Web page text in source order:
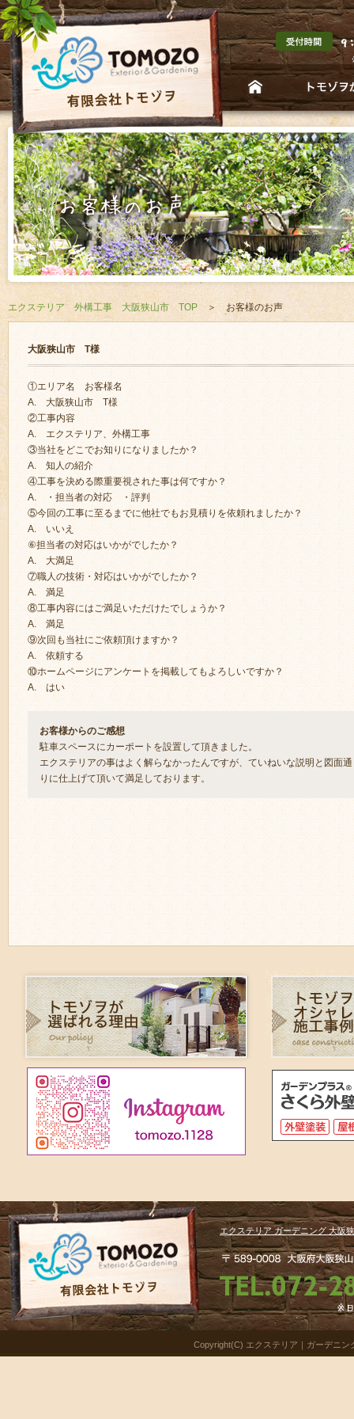
エクステリア 外構工事 大阪狭山市 TOP ＞ お客様のお声
大阪狭山市 T様
①エリア名 お客様名
A. 大阪狭山市 T様
②工事内容
A. エクステリア、外構工事
③当社をどこでお知りになりましたか？
A. 知人の紹介
④工事を決める際重要視された事は何ですか？
A. ・担当者の対応 ・評判
⑤今回の工事に至るまでに他社でもお見積りを依頼れましたか？
A. いいえ
⑥担当者の対応はいかがでしたか？
A. 大満足
⑦職人の技術・対応はいかがでしたか？
A. 満足
⑧工事内容にはご満足いただけたでしょうか？
A. 満足
⑨次回も当社にご依頼頂けますか？
A. 依頼する
⑩ホームページにアンケートを掲載してもよろしいですか？
A. はい
お客様からのご感想
駐車スペースにカーポートを設置して頂きました。
エクステリアの事はよく解らなかったんですが、ていねいな説明と図面通
りに仕上げて頂いて満足しております。
エクステリア ガーデニング 大阪
Copyright(C) エクステリア｜ガーデニ